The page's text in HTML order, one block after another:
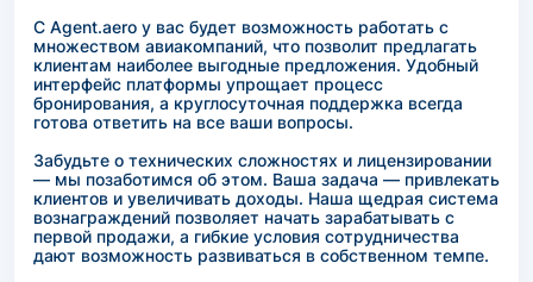
С Agent.aero у вас будет возможность работать с
множеством авиакомпаний, что позволит предлагать
клиентам наиболее выгодные предложения. Удобный
интерфейс платформы упрощает процесс
бронирования, а круглосуточная поддержка всегда
готова ответить на все ваши вопросы.
Забудьте о технических сложностях и лицензировании
— мы позаботимся об этом. Ваша задача — привлекать
клиентов и увеличивать доходы. Наша щедрая система
вознаграждений позволяет начать зарабатывать с
первой продажи, а гибкие условия сотрудничества
дают возможность развиваться в собственном темпе.